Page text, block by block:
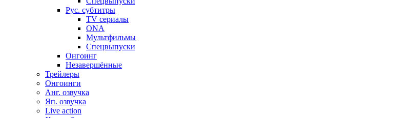
Рус. субтитры
TV сериалы
ONA
Мультфильмы
Спецвыпуски
Онгоинг
Незавершённые
Трейлеры
Онгоинги
Анг. озвучка
Яп. озвучка
Live action